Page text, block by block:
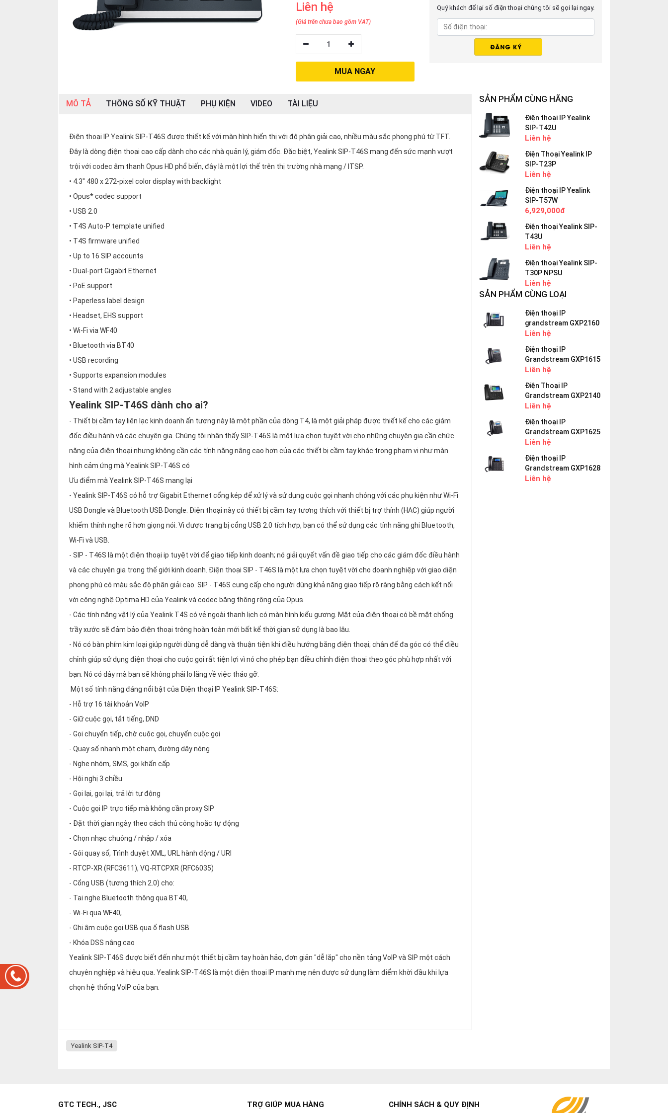
Liên hệ
(Giá trên chưa bao gồm VAT)
1
MUA NGAY
Quý khách để lại số điện thoại chúng tôi sẽ gọi lại ngay.
MÔ TẢ THÔNG SỐ KỸ THUẬT PHỤ KIỆN VIDEO TÀI LIỆU
Điện thoại IP Yealink SIP-T46S được thiết kế với màn hình hiển thị với độ phân giải cao, nhiều màu sắc phong phú từ TFT.
Đây là dòng điện thoại cao cấp dành cho các nhà quản lý, giám đốc. Đặc biệt, Yealink SIP-T46S mang đến sức mạnh vượt
trội với codec âm thanh Opus HD phổ biến, đây là một lợi thế trên thị trường nhà mạng / ITSP.
• 4.3″ 480 x 272-pixel color display with backlight
• Opus* codec support
• USB 2.0
• T4S Auto-P template unified
• T4S firmware unified
• Up to 16 SIP accounts
• Dual-port Gigabit Ethernet
• PoE support
• Paperless label design
• Headset, EHS support
• Wi-Fi via WF40
• Bluetooth via BT40
• USB recording
• Supports expansion modules
• Stand with 2 adjustable angles
Yealink SIP-T46S dành cho ai?
- Thiết bị cầm tay liên lạc kinh doanh ấn tượng này là một phần của dòng T4, là một giải pháp được thiết kế cho các giám
đốc điều hành và các chuyên gia. Chúng tôi nhận thấy SIP-T46S là một lựa chọn tuyệt vời cho những chuyên gia cần chức
năng của điện thoại nhưng không cần các tính năng nâng cao hơn của các thiết bị cầm tay khác trong phạm vi như màn
hình cảm ứng mà Yealink SIP-T46S có
Ưu điểm mà Yealink SIP-T46S mang lại
- Yealink SIP-T46S có hỗ trợ Gigabit Ethernet cổng kép để xử lý và sử dụng cuộc gọi nhanh chóng với các phụ kiện như Wi-Fi
USB Dongle và Bluetooth USB Dongle. Điện thoại này có thiết bị cầm tay tương thích với thiết bị trợ thính (HAC) giúp người
khiếm thính nghe rõ hơn giọng nói. Vì được trang bị cổng USB 2.0 tích hợp, bạn có thể sử dụng các tính năng ghi Bluetooth,
Wi-Fi và USB.
- SIP - T46S là một điện thoại ip tuyệt vời để giao tiếp kinh doanh; nó giải quyết vấn đề giao tiếp cho các giám đốc điều hành
và các chuyên gia trong thế giới kinh doanh. Điện thoại SIP - T46S là một lựa chọn tuyệt vời cho doanh nghiệp với giao diện
phong phú có màu sắc độ phân giải cao. SIP - T46S cung cấp cho người dùng khả năng giao tiếp rõ ràng bằng cách kết nối
với công nghệ Optima HD của Yealink và codec băng thông rộng của Opus.
- Các tính năng vật lý của Yealink T4S có vẻ ngoài thanh lịch có màn hình kiểu gương. Mặt của điện thoại có bề mặt chống
trầy xước sẽ đảm bảo điện thoại trông hoàn toàn mới bất kể thời gian sử dụng là bao lâu.
- Nó có bàn phím kim loại giúp người dùng dễ dàng và thuận tiện khi điều hướng bằng điện thoại; chân đế đa góc có thể điều
chỉnh giúp sử dụng điện thoại cho cuộc gọi rất tiện lợi vì nó cho phép bạn điều chỉnh điện thoại theo góc phù hợp nhất với
bạn. Nó có dây mà bạn sẽ không phải lo lắng về việc tháo gỡ.
Một số tính năng đáng nổi bật của Điện thoại IP Yealink SIP-T46S:
- Hỗ trợ 16 tài khoản VoIP
- Giữ cuộc gọi, tắt tiếng, DND
- Gọi chuyển tiếp, chờ cuộc gọi, chuyển cuộc gọi
- Quay số nhanh một chạm, đường dây nóng
- Nghe nhóm, SMS, gọi khẩn cấp
- Hội nghị 3 chiều
- Gọi lại, gọi lại, trả lời tự động
- Cuộc gọi IP trực tiếp mà không cần proxy SIP
- Đặt thời gian ngày theo cách thủ công hoặc tự động
- Chọn nhạc chuông / nhập / xóa
- Gói quay số, Trình duyệt XML, URL hành động / URI
- RTCP-XR (RFC3611), VQ-RTCPXR (RFC6035)
- Cổng USB (tương thích 2.0) cho:
- Tai nghe Bluetooth thông qua BT40,
- Wi-Fi qua WF40,
- Ghi âm cuộc gọi USB qua ổ flash USB
- Khóa DSS nâng cao
Yealink SIP-T46S được biết đến như một thiết bị cầm tay hoàn hảo, đơn giản "dễ lắp" cho nền tảng VoIP và SIP một cách
chuyên nghiệp và hiệu qua. Yealink SIP-T46S là một điện thoại IP mạnh mẹ nên được sử dụng làm điểm khời đầu khi lựa
chọn hệ thống VoIP của bạn.
Yealink SIP-T4
SẢN PHẨM CÙNG HÃNG
Điện thoại IP Yealink
SIP-T42U
Liên hệ
Điện Thoại Yealink IP
SIP-T23P
Liên hệ
Điện thoại IP Yealink
SIP-T57W
6,929,000đ
Điện thoại Yealink SIP-
T43U
Liên hệ
Điện thoại Yealink SIP-
T30P NPSU
Liên hệ
SẢN PHẨM CÙNG LOẠI
Điện thoại IP
grandstream GXP2160
Liên hệ
Điện thoại IP
Grandstream GXP1615
Liên hệ
Điện Thoại IP
Grandstream GXP2140
Liên hệ
Điện thoại IP
Grandstream GXP1625
Liên hệ
Điện thoại IP
Grandstream GXP1628
Liên hệ
GTC TECH., JSC TRỢ GIÚP MUA HÀNG CHÍNH SÁCH & QUY ĐỊNH